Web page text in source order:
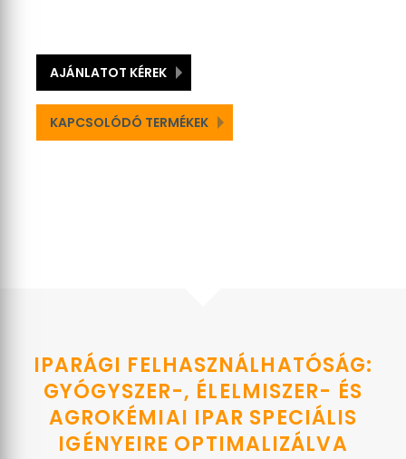
AJÁNLATOT KÉREK
KAPCSOLÓDÓ TERMÉKEK
IPARÁGI FELHASZNÁLHATÓSÁG:
GYÓGYSZER-, ÉLELMISZER- ÉS
AGROKÉMIAI IPAR SPECIÁLIS
IGÉNYEIRE OPTIMALIZÁLVA